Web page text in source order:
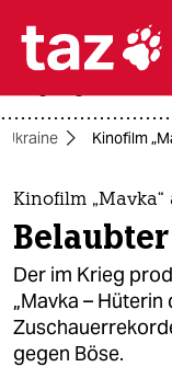

themen
politik
öko
gesellschaft
usa
Ukraine Kinofilm
Kinofilm
Der im Krieg
„Mavka –
gegen Böse.